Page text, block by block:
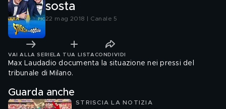
sosta
22 mag 2018 | Canale 5
VAI ALLA SERIE LA TUA LISTA CONDIVIDI
Max Laudadio documenta la situazione nei pressi del
tribunale di Milano.
Guarda anche
STRISCIA LA NOTIZIA